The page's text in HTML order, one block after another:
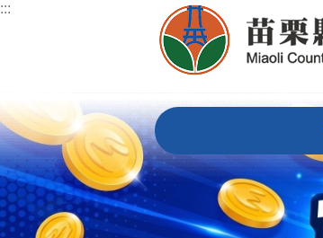
跳到主要內容區塊
:::